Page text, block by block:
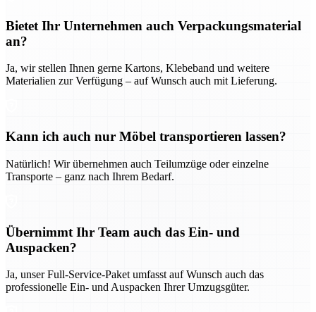
Bietet Ihr Unternehmen auch Verpackungsmaterial
an?
Ja, wir stellen Ihnen gerne Kartons, Klebeband und weitere
Materialien zur Verfügung – auf Wunsch auch mit Lieferung.
Kann ich auch nur Möbel transportieren lassen?
Natürlich! Wir übernehmen auch Teilumzüge oder einzelne
Transporte – ganz nach Ihrem Bedarf.
Übernimmt Ihr Team auch das Ein- und
Auspacken?
Ja, unser Full-Service-Paket umfasst auf Wunsch auch das
professionelle Ein- und Auspacken Ihrer Umzugsgüter.